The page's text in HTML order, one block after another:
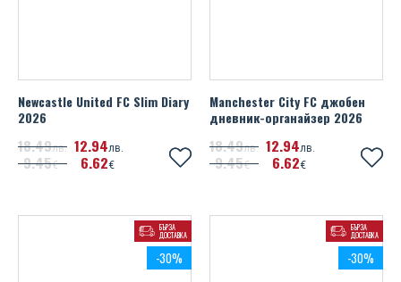
Newcastle United FC Slim Diary
2026
1849лв.
945€
12 94лв.
6 62€
Manchester City FC джобен
дневник-органайзер 2026
1849лв.
945€
12 94лв.
6 62€
БЪРЗА
ДОСТАВКА
-30%
БЪРЗА
ДОСТАВКА
-30%